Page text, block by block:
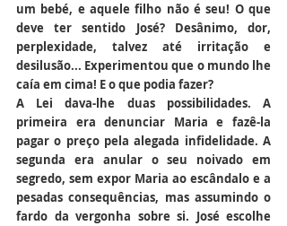
um bebé, e aquele filho não é seu! O que
deve ter sentido José? Desânimo, dor,
perplexidade, talvez até irritação e
desilusão... Experimentou que o mundo lhe
caía em cima! E o que podia fazer?
A Lei dava-lhe duas possibilidades. A
primeira era denunciar Maria e fazê-la
pagar o preço pela alegada infidelidade. A
segunda era anular o seu noivado em
segredo, sem expor Maria ao escândalo e a
pesadas consequências, mas assumindo o
fardo da vergonha sobre si. José escolhe